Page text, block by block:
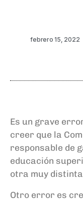
febrero 15, 2022
Es un grave
creer que la
responsable de
educación
otra muy
Otro error es